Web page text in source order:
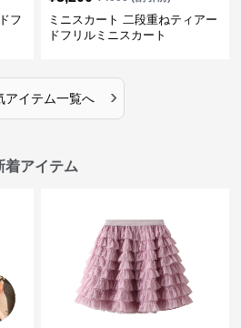
フ
ミニスカート 二段重ねティアー
ドフリルミニスカート
アイテム一覧へ ›
着アイテム